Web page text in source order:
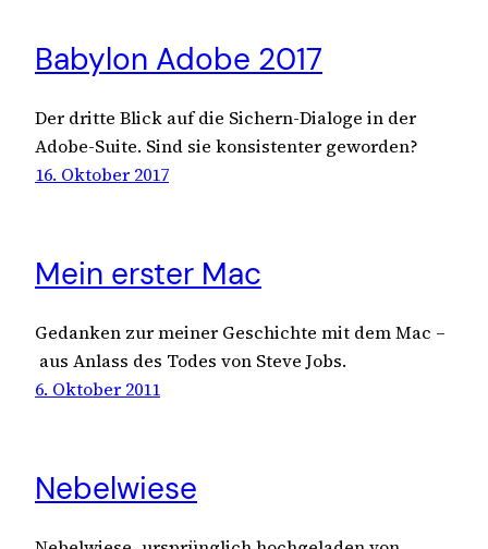
Babylon Adobe 2017
Der dritte Blick auf die Sichern-Dialoge in der
Adobe-Suite. Sind sie konsistenter geworden?
16. Oktober 2017
Mein erster Mac
Gedanken zur meiner Geschichte mit dem Mac –
aus Anlass des Todes von Steve Jobs.
6. Oktober 2011
Nebelwiese